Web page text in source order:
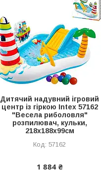
Дитячий надувний ігровий
центр із гіркою Intex 57162
"Весела риболовля"
розпилювач, кульки,
218x188x99см
57162
1 884 ₴